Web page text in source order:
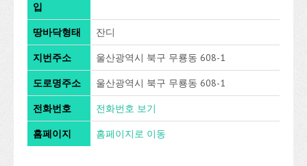
입
땅바닥형태 잔디
지번주소 울산광역시 북구 무룡동 608-1
도로명주소 울산광역시 북구 무룡동 608-1
전화번호 전화번호 보기
홈페이지 홈페이지로 이동